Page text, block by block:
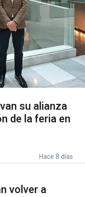
su alianza
de la feria en
Hace 8 días
volver a